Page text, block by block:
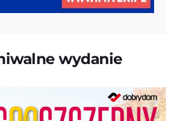
wydanie